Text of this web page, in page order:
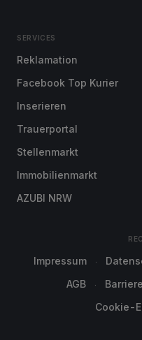
SERVICES
Reklamation
Facebook Top Kurier
Inserieren
Trauerportal
Stellenmarkt
Immobilienmarkt
AZUBI NRW
Impressum
AGB
Cookie-